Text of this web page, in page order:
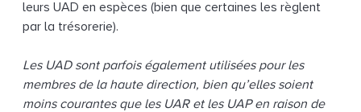
leurs UAD en espèces (bien que certaines les règlent
par la trésorerie).
Les UAD sont parfois également utilisées pour les
membres de la haute direction, bien qu’elles soient
moins courantes que les UAR et les UAP en raison de